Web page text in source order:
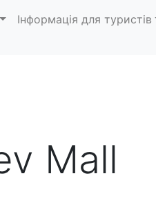
Інформація для туристів
Mall